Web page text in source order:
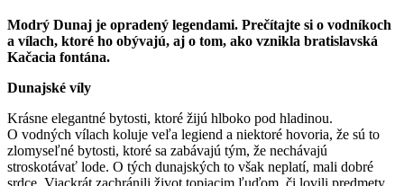
Modrý Dunaj je opradený legendami. Prečítajte si o vodníkoch
a vílach, ktoré ho obývajú, aj o tom, ako vznikla bratislavská
Kačacia fontána.
Dunajské víly
Krásne elegantné bytosti, ktoré žijú hlboko pod hladinou.
O vodných vílach koluje veľa legiend a niektoré hovoria, že sú to
zlomyseľné bytosti, ktoré sa zabávajú tým, že nechávajú
stroskotávať lode. O tých dunajských to však neplatí, mali dobré
srdce. Viackrát zachránili život topiacim ľuďom, či lovili predmety,